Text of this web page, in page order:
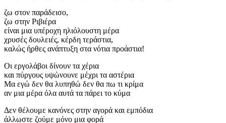
ζω στον παράδεισο,
ζω στην Ριβιέρα
είναι μια υπέροχη ηλιόλουστη μέρα
χρυσές δουλειές, κέρδη τεράστια,
καλώς ήρθες ανάπτυξη στα νότια προάστια!
Οι εργολάβοι δίνουν τα χέρια
και πύργους υψώνουνε μέχρι τα αστέρια
Μα εγώ δεν θα λυπηθώ δεν θα πω τι κρίμα
αν μια μέρα όλα αυτά τα πάρει το κύμα
Δεν θέλουμε κανόνες στην αγορά και εμπόδια
άλλωστε ζούμε μόνο μια φορά